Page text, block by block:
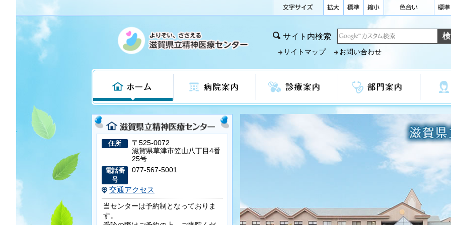
サイト内検索
サイトマップ お問い合わせ
ホーム
住所
〒525-0072
滋賀県草津市笠山八丁目4番
25号
電話番
号
077-567-5001
交通アクセス
当センターは予約制となっておりま
す。